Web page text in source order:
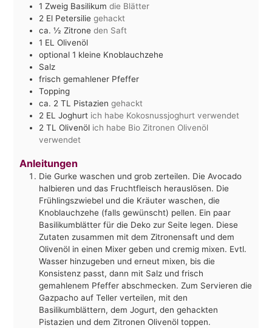
1 Zweig Basilikum die Blätter
2 El Petersilie gehackt
ca. ½Zitrone den Saft
1 EL Olivenöl
optional 1 kleine Knoblauchzehe
Salz
frisch gemahlener Pfeffer
Topping
ca. 2 TL Pistazien gehackt
2 EL Joghurt ich habe Kokosnussjoghurt verwendet
2 TL Olivenöl ich habe Bio Zitronen Olivenöl
verwendet
Anleitungen
Die Gurke waschen und grob zerteilen. Die Avocado
halbieren und das Fruchtfleisch herauslösen. Die
Frühlingszwiebel und die Kräuter waschen, die
Knoblauchzehe (falls gewünscht) pellen. Ein paar
Basilikumblätter für die Deko zur Seite legen. Diese
Zutaten zusammen mit dem Zitronensaft und dem
Olivenöl in einen Mixer geben und cremig mixen. Evtl.
Wasser hinzugeben und erneut mixen, bis die
Konsistenz passt, dann mit Salz und frisch
gemahlenem Pfeffer abschmecken. Zum Servieren die
Gazpacho auf Teller verteilen, mit den
Basilikumblättern, dem Jogurt, den gehackten
Pistazien und dem Zitronen Olivenöl toppen.